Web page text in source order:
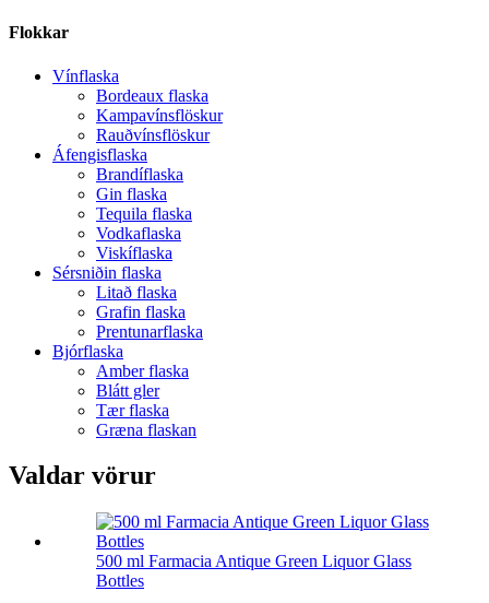
Flokkar
Vínflaska
Bordeaux flaska
Kampavínsflöskur
Rauðvínsflöskur
Áfengisflaska
Brandíflaska
Gin flaska
Tequila flaska
Vodkaflaska
Viskíflaska
Sérsniðin flaska
Litað flaska
Grafin flaska
Prentunarflaska
Bjórflaska
Amber flaska
Blátt gler
Tær flaska
Græna flaskan
Valdar vörur
500 ml Farmacia Antique Green Liquor Glass
Bottles